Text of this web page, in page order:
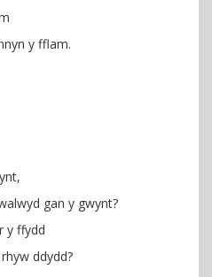
y fflam.
gan y gwynt?
y ffydd
ddydd?